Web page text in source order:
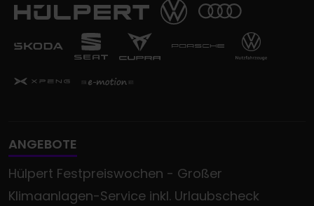
ANGEBOTE
Hülpert Festpreiswochen - Großer
Klimaanlagen-Service inkl. Urlaubscheck